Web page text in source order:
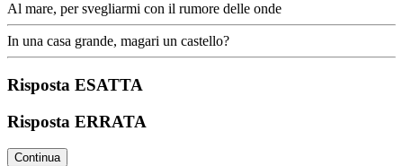
Al mare, per svegliarmi con il rumore delle onde
In una casa grande, magari un castello?
Risposta ESATTA
Risposta ERRATA
Continua